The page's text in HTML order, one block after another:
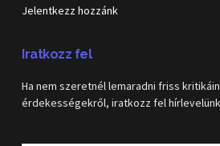
Jelentkezz hozzánk
Iratkozz fel
Ha nem szeretnél lemaradni friss
érdekességekről, iratkozz fel